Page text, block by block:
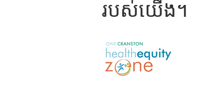
របស់យើង។